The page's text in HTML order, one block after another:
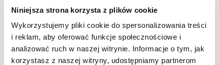
Niniejsza strona korzysta z plików cookie
Wykorzystujemy pliki cookie do spersonalizowania treści
i reklam, aby oferować funkcje społecznościowe i
analizować ruch w naszej witrynie. Informacje o tym, jak
korzystasz z naszej witryny, udostępniamy partnerom
rozm. XL
10,00 zł /dzień
10,00 zł / dzień